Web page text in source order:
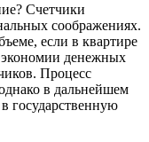
Счетчики
соображениях.
если в квартире
денежных
Процесс
в дальнейшем
государственную